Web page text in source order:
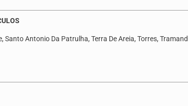
Antonio Da Patrulha, Terra De Areia, Torres,